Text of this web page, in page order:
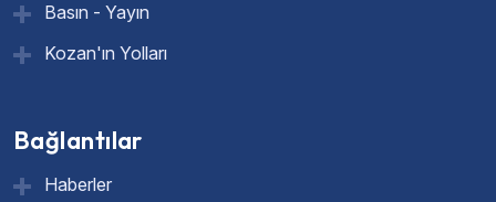
Basın - Yayın
Kozan'ın Yolları
Bağlantılar
Haberler